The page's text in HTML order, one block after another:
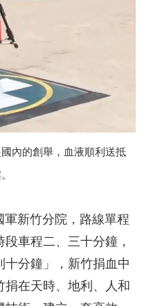
內的創舉，血液順利送抵
新竹分院，路線單程
車程二、三十分鐘，
分鐘」，新竹捐血中
在天時、地利、人和